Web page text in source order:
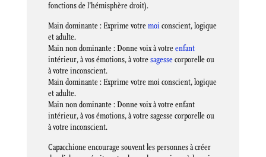
fonctions de l’hémisphère droit).
Main dominante : Exprime votremoiconscient, logique
et adulte.
Main non dominante : Donne voix à votreenfant
intérieur, à vos émotions, à votresagessecorporelle ou
à votre inconscient.
Main dominante : Exprime votre moi conscient, logique
et adulte.
Main non dominante : Donne voix à votre enfant
intérieur, à vos émotions, à votre sagesse corporelle ou
à votre inconscient.
Capacchione encourage souvent les personnes à créer